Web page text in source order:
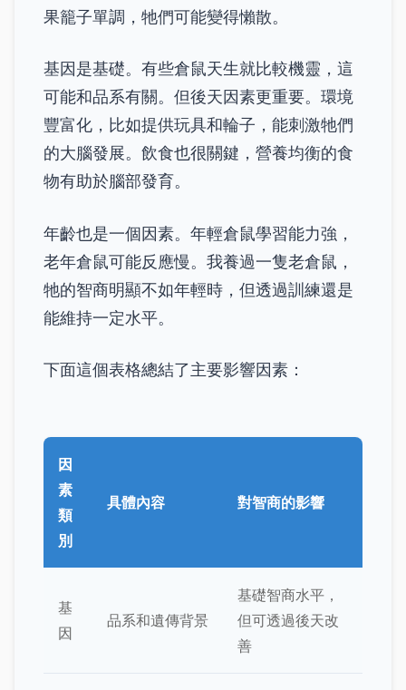
果籠子單調，牠們可能變得懶散。
基因是基礎。有些倉鼠天生就比較機靈，這
可能和品系有關。但後天因素更重要。環境
豐富化，比如提供玩具和輪子，能刺激牠們
的大腦發展。飲食也很關鍵，營養均衡的食
物有助於腦部發育。
年齡也是一個因素。年輕倉鼠學習能力強，
老年倉鼠可能反應慢。我養過一隻老倉鼠，
牠的智商明顯不如年輕時，但透過訓練還是
能維持一定水平。
下面這個表格總結了主要影響因素：
因
素
類
別
具體內容 對智商的影響
基
因
品系和遺傳背景
基礎智商水平，
但可透過後天改
善